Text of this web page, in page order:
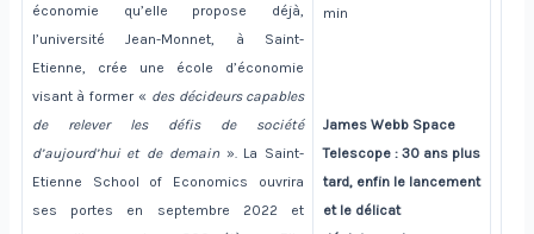
économie qu’elle propose déjà,
l’université Jean-Monnet, à Saint-
Etienne, crée une école d’économie
visant à former « des décideurs capables
de relever les défis de société
d’aujourd’hui et de demain». La Saint-
Etienne School of Economics ouvrira
ses portes en septembre 2022 et
min
James Webb Space
Telescope : 30 ans plus
tard, enfin le lancement
et le délicat